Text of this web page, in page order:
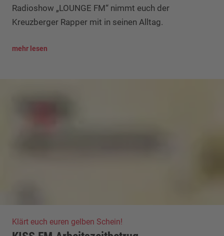
Radioshow „LOUNGE FM“ nimmt euch der
Kreuzberger Rapper mit in seinen Alltag.
mehr lesen
Klärt euch euren gelben Schein!